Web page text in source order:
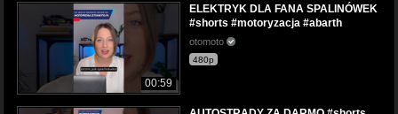
00:59
ELEKTRYK DLA FANA SPALINÓWEK
#shorts #motoryzacja #abarth
otomoto
480p